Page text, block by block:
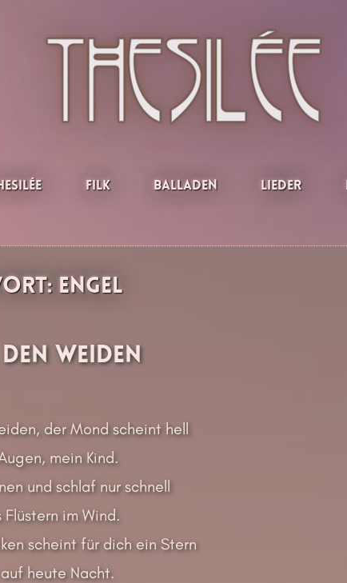
Filk Balladen Lieder
Engel
Weiden
der Mond scheint hell
mein Kind.
und schlaf nur schnell
im Wind.
scheint für dich ein Stern
heute Nacht.